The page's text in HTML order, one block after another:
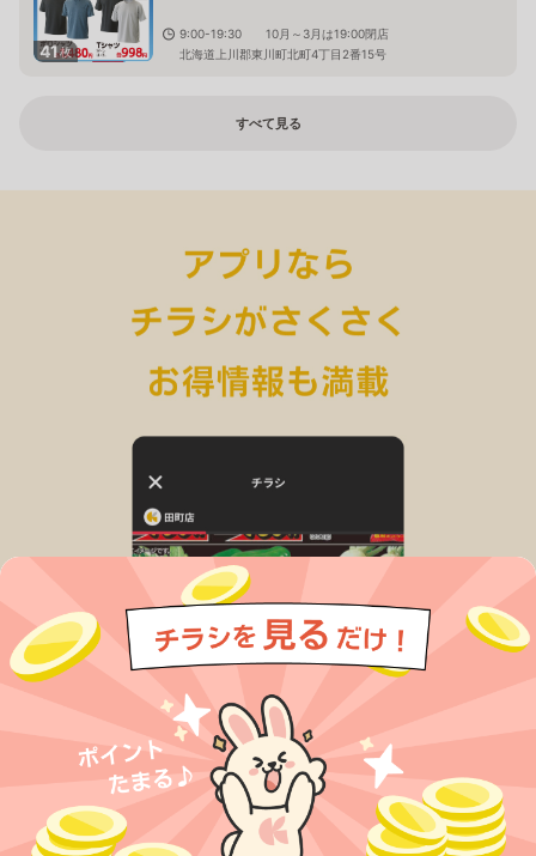
41枚
9:00-19:30 10月～3月は19:00閉店
北海道上川郡東川町北町4丁目2番15号
すべて見る